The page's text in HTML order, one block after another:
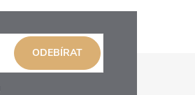
ODEBÍRAT